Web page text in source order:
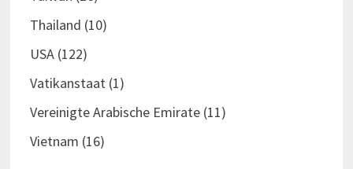
Thailand (10)
USA(122)
Vatikanstaat(1)
Vereinigte Arabische Emirate(11)
Vietnam (16)